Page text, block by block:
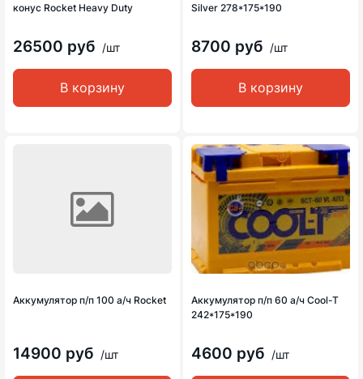
конус Rocket Heavy Duty
26500 руб /шт
В корзину
Silver 278*175*190
8700 руб /шт
В корзину
Аккумулятор п/п 100 а/ч Rocket
14900 руб /шт
Аккумулятор п/п 60 а/ч Cool-T
242*175*190
4600 руб /шт